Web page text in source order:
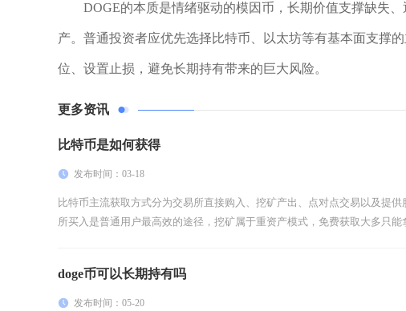
DOGE的本质是情绪驱动的模因币，长期价值支撑缺失
产。普通投资者应优先选择比特币、以太坊等有基本面支撑
位、设置止损，避免长期持有带来的巨大风险。
更多资讯
比特币是如何获得
发布时间：03-18
比特币主流获取方式分为交易所直接购入、挖矿产出、点对点交易以及提
所买入是普通用户最高效的途径，挖矿属于重资产模式，免费获取大多只能
doge币可以长期持有吗
发布时间：05-20